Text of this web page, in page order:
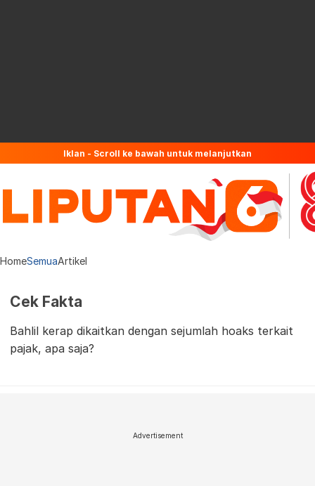
Iklan - Scroll ke bawah untuk melanjutkan
HomeSemuaArtikel
Cek Fakta
Bahlil kerap dikaitkan dengan sejumlah hoaks terkait
pajak, apa saja?
Advertisement